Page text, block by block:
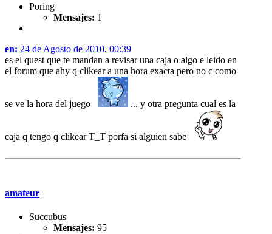
Poring
Mensajes: 1
en: 24 de Agosto de 2010, 00:39
es el quest que te mandan a revisar una caja o algo e leido en
el forum que ahy q clikear a una hora exacta pero no c como
se ve la hora del juego ... y otra pregunta cual es la
caja q tengo q clikear T_T porfa si alguien sabe
amateur
Succubus
Mensajes: 95